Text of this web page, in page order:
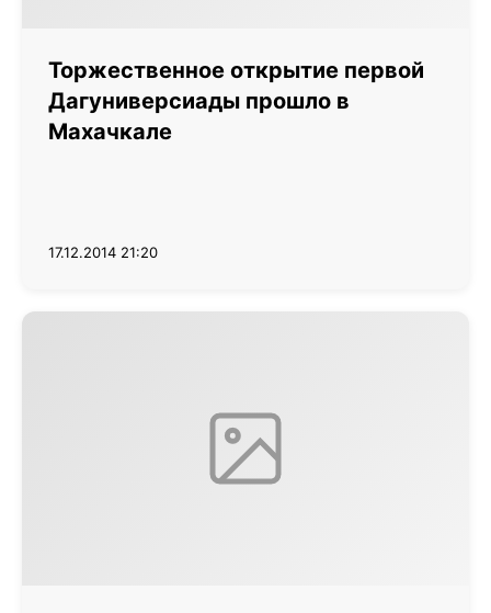
Торжественное открытие первой
Дагуниверсиады прошло в
Махачкале
17.12.2014 21:20